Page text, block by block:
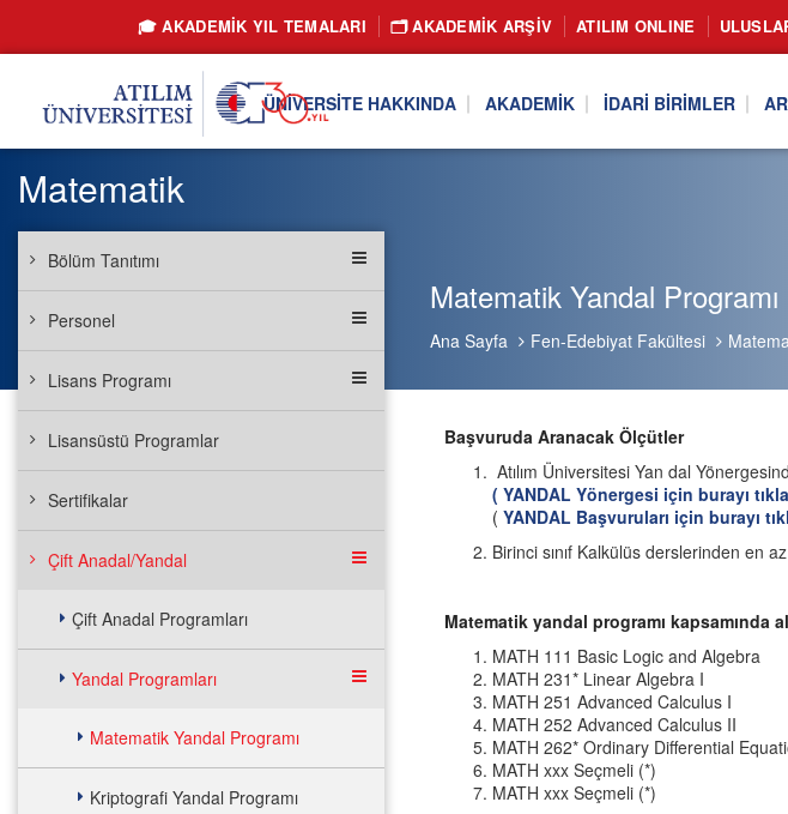
🎓 AKADEMİK YIL TEMALARI 🗂️ AKADEMIK ARŞIV ATILIM ONLINE
ÜNIVERSITE HAKKINDA AKADEMIK İDARI BIRIMLER
Matematik Yandal Programı
Ana Sayfa Fen-Edebiyat Fakültesi
Matematik
Bölüm Tanıtımı
Personel
Lisans Programı
Lisansüstü Programlar
Sertifikalar
Çift Anadal/Yandal
Çift Anadal Programları
Yandal Programları
Matematik Yandal Programı
Kriptografi Yandal Programı
Başvuruda Aranacak Ölçütler
Atılım Üniversitesi Yan dal
( YANDAL Yönergesi için burayı
( YANDAL Başvuruları için burayı
Birinci sınıf Kalkülüs derslerinden en
Matematik yandal programı kapsamında
MATH 111 Basic Logic and Algebra
MATH 231* Linear Algebra I
MATH 251 Advanced Calculus I
MATH 252 Advanced Calculus II
MATH 262* Ordinary Differential
MATH xxx Seçmeli (*)
MATH xxx Seçmeli (*)